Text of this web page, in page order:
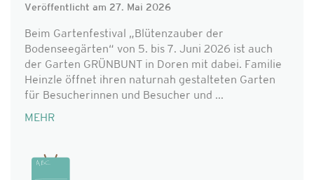
Veröffentlicht am 27. Mai 2026
Beim Gartenfestival „Blütenzauber der
Bodenseegärten“ von 5. bis 7. Juni 2026 ist auch
der Garten GRÜNBUNT in Doren mit dabei. Familie
Heinzle öffnet ihren naturnah gestalteten Garten
für Besucherinnen und Besucher und ...
MEHR